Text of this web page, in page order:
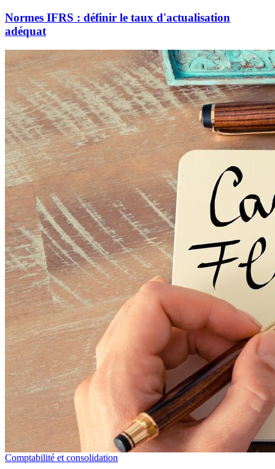
Normes IFRS : définir le taux d'actualisation
adéquat
Comptabilité et consolidation